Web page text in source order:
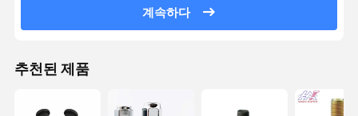
계속하다
추천된 제품